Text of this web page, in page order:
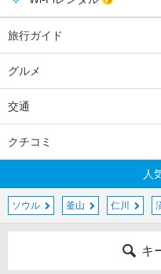
旅行ガイド
グルメ
交通
クチコミ
人
ソウル 釜山 仁川
キ